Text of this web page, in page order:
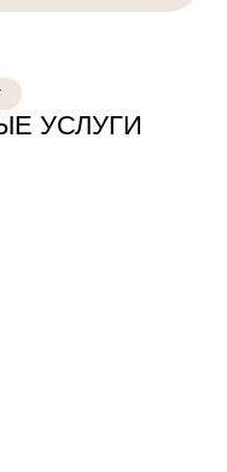
УСЛУГИ